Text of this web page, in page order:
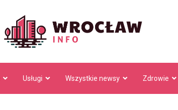
Usługi Wszystkie newsy Zdrowie